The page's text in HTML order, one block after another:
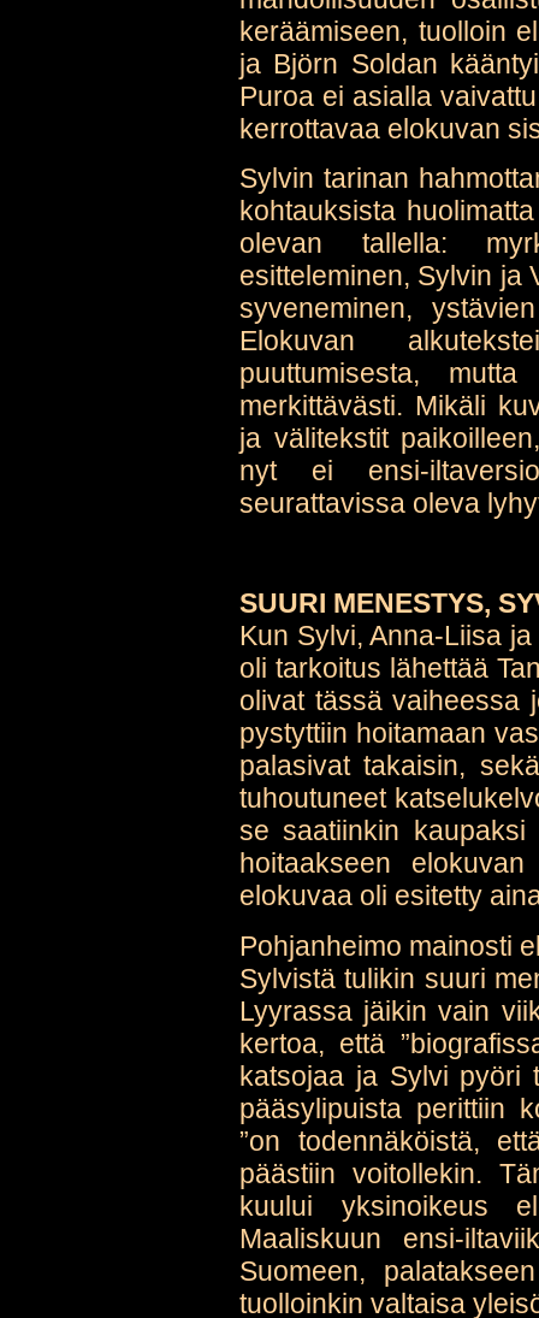
keräämiseen, tuolloin
ja Björn Soldan
Puroa ei asialla
kerrottavaa elokuvan
Sylvin tarinan
kohtauksista
olevan tallella:
esitteleminen, Sylvin ja
syveneminen,
Elokuvan
puuttumisesta,
merkittävästi. Mikäli
ja välitekstit
nyt ei ensi-
seurattavissa oleva
SUURI MENESTYS,
Kun Sylvi, Anna-Liisa
oli tarkoitus lähettää
olivat tässä vaiheessa
pystyttiin hoitamaan
palasivat takaisin,
tuhoutuneet
se saatiinkin kaupaksi
hoitaakseen
elokuvaa oli esitetty
Pohjanheimo mainosti
Sylvistä tulikin suuri
Lyyrassa jäikin vain
kertoa, että
katsojaa ja Sylvi pyöri
pääsylipuista perittiin
”on todennäköistä,
päästiin voitollekin.
kuului yksinoikeus
Maaliskuun ensi-
Suomeen,
tuolloinkin valtaisa